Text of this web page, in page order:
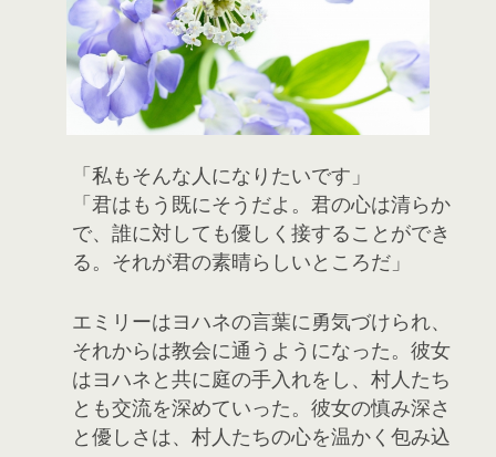
「私もそんな人になりたいです」
「君はもう既にそうだよ。君の心は清らか
で、誰に対しても優しく接することができ
る。それが君の素晴らしいところだ」
エミリーはヨハネの言葉に勇気づけられ、
それからは教会に通うようになった。彼女
はヨハネと共に庭の手入れをし、村人たち
とも交流を深めていった。彼女の慎み深さ
と優しさは、村人たちの心を温かく包み込